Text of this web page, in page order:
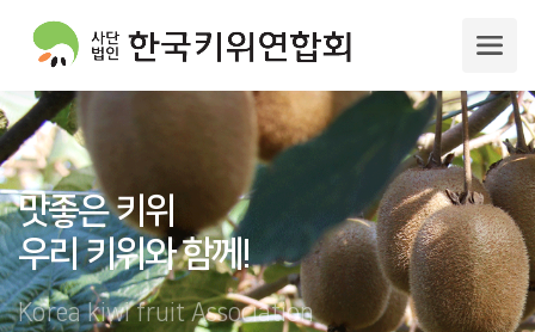
맛좋은 키위
우리 키위와 함께!
Korea kiwi fruit Association